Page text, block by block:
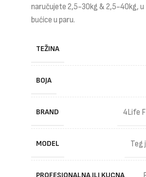
naručujete 2,5-30kg & 2,5-40kg, u
bućice u paru.
TEŽINA
BOJA
BRAND 4Life
MODEL Teg